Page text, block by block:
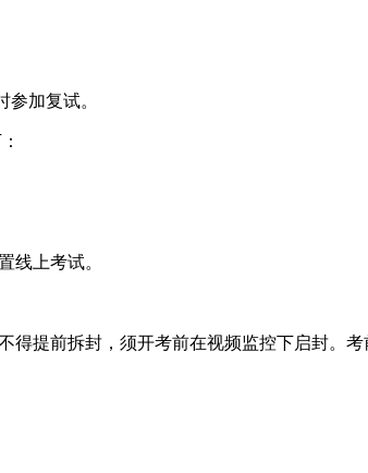
加复试。
线上考试。
提前拆封，须开考前在视频监控下启封。